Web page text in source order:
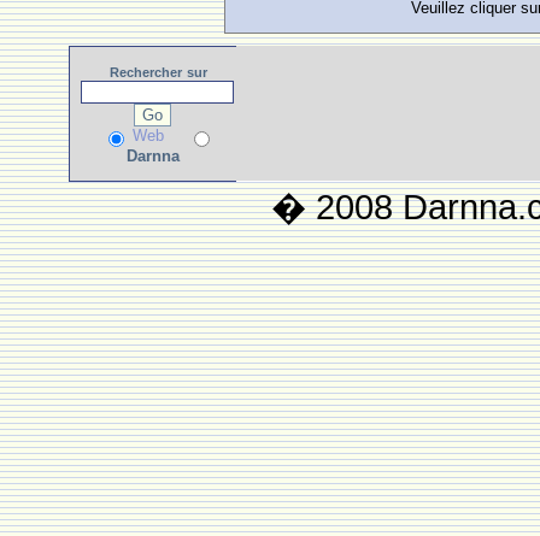
Veuillez cliquer
Rechercher sur
Web
Darnna
� 2008